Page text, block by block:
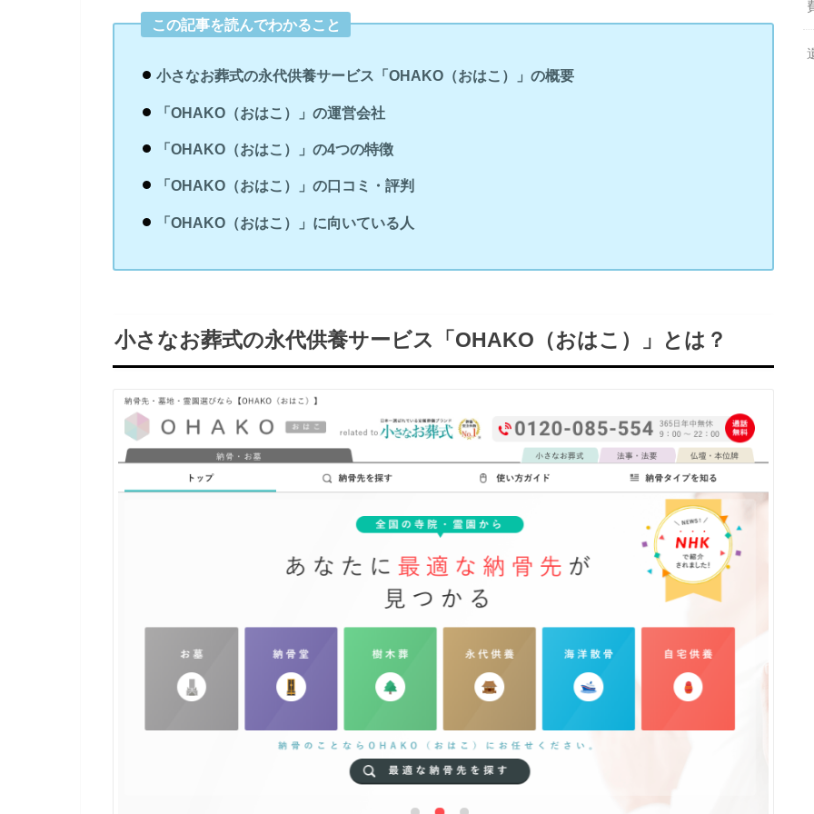
この記事を読んでわかること
小さなお葬式の永代供養サービス「OHAKO（おはこ）」の概要
「OHAKO（おはこ）」の運営会社
「OHAKO（おはこ）」の4つの特徴
「OHAKO（おはこ）」の口コミ・評判
「OHAKO（おはこ）」に向いている人
小さなお葬式の永代供養サービス「OHAKO（おはこ）」とは？